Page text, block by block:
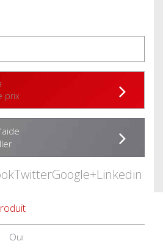
prix
TwitterGoogle+Linkedin
Oui